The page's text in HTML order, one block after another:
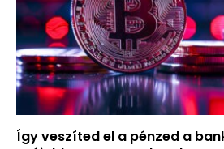
Így veszíted el a pénzed a